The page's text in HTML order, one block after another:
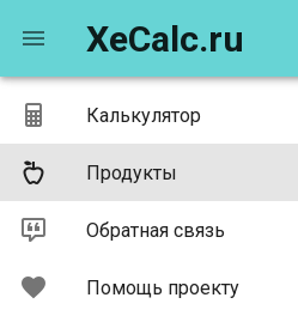
Калькулятор
Продукты
Обратная связь
Помощь проекту
XeCalc.ru